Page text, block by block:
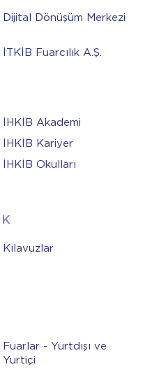
Dijital Dönüşüm Merkezi
İTKİB Fuarcılık A.Ş.
İHKİB Akademi
İHKİB Kariyer
İHKİB Okulları
Kılavuzlar
Fuarlar - Yurtdışı ve
Yurtiçi